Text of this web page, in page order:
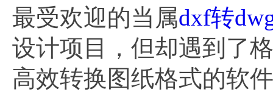
最受欢迎的当属dxf转
设计项目，但却遇到了
高效转换图纸格式的软